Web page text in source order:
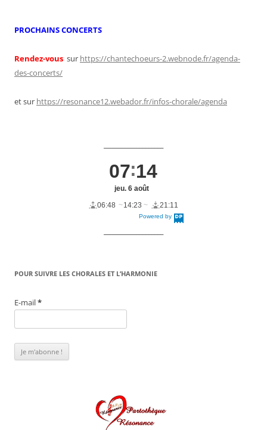
PROCHAINS CONCERTS
Rendez-vous sur https://chantechoeurs-2.webnode.fr/agenda-
des-concerts/
et sur https://resonance12.webador.fr/infos-chorale/agenda
Powered by
07 14
jeu. 6 août
06:48
14:23 21:11
POUR SUIVRE LES CHORALES ET L’HARMONIE
E-mail*